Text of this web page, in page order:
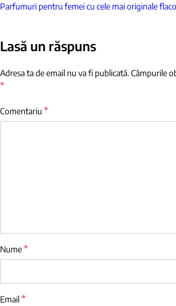
Parfumuri pentru femei cu cele mai originale
Lasă un răspuns
Adresa ta de email nu va fi publicată. Câmpurile
*
Comentariu *
Nume*
Email*